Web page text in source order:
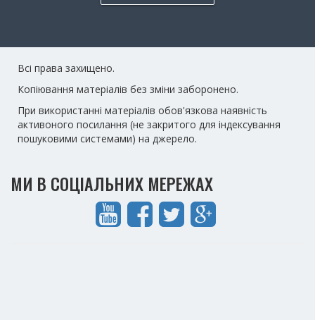
Всі права захищено.
Копіювання матеріалів без зміни заборонено.
При використанні матеріалів обов'язкова наявність
активоного посилання (не закритого для індексування
пошуковими системами) на джерело.
МИ В СОЦІАЛЬНИХ МЕРЕЖАХ